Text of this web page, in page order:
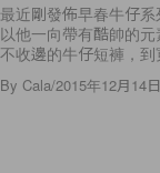
最近剛發佈早春牛仔
以他一向帶有酷帥的
不收邊的牛仔短褲，
By Cala/2015年12月14日